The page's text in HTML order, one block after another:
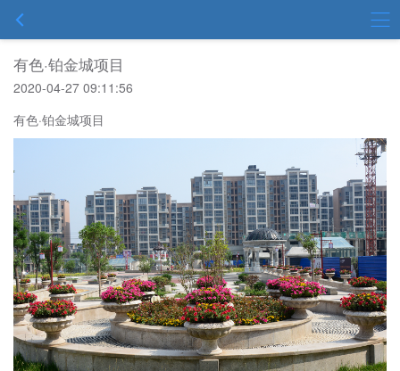
有色·铂金城项目
2020-04-27 09:11:56
有色·铂金城项目